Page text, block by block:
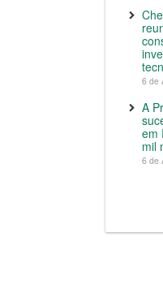
6 de
A
em
mil
6 de